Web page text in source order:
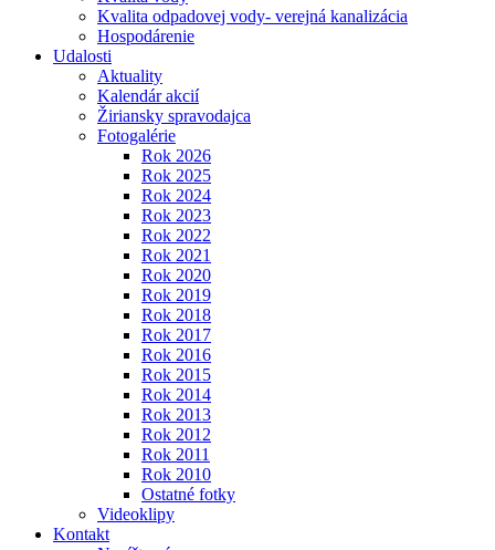
Kvalita odpadovej vody- verejná kanalizácia
Hospodárenie
Udalosti
Aktuality
Kalendár akcií
Žiriansky spravodajca
Fotogalérie
Rok 2026
Rok 2025
Rok 2024
Rok 2023
Rok 2022
Rok 2021
Rok 2020
Rok 2019
Rok 2018
Rok 2017
Rok 2016
Rok 2015
Rok 2014
Rok 2013
Rok 2012
Rok 2011
Rok 2010
Ostatné fotky
Videoklipy
Kontakt